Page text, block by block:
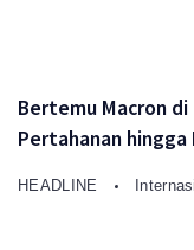
Bertemu Macron
Pertahanan hingga
HEADLINE